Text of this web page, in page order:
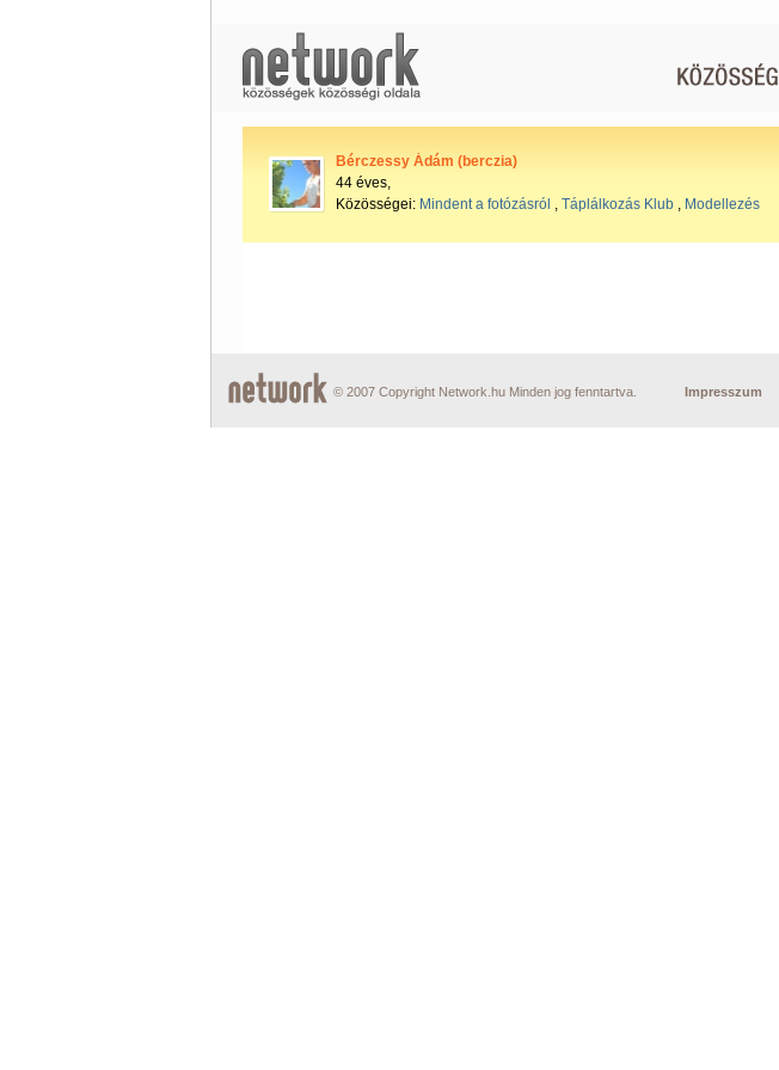
Bérczessy Ádám (berczia)
44 éves,
Közösségei: Mindent a fotózásról , Táplálkozás Klub, Modellezés
© 2007 Copyright Network.hu Minden jog fenntartva. Impresszum